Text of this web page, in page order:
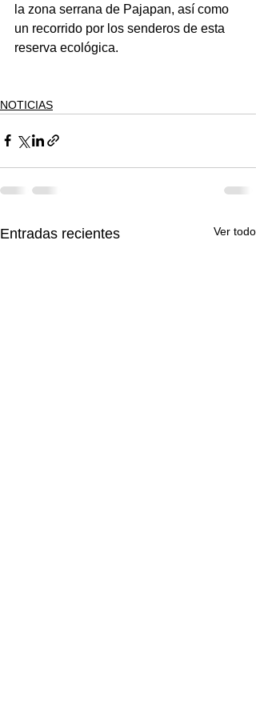
la zona serrana de Pajapan, así como
un recorrido por los senderos de esta
reserva ecológica.
NOTICIAS
Entradas recientes Ver todo